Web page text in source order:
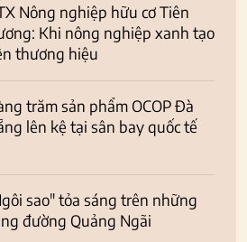
Nông nghiệp hữu cơ Tiên
Khi nông nghiệp xanh tạo
thương hiệu
trăm sản phẩm OCOP Đà
lên kệ tại sân bay quốc tế
sao" tỏa sáng trên những
đường Quảng Ngãi